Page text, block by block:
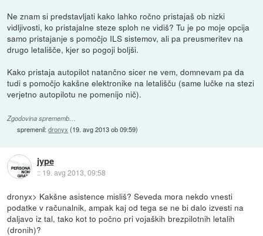
Ne znam si predstavljati kako lahko ročno pristajaš ob nizki
vidljivosti, ko pristajalne steze sploh ne vidiš? Tu je po moje opcija
samo pristajanje s pomočjo ILS sistemov, ali pa preusmeritev na
drugo letališče, kjer so pogoji boljši.
Kako pristaja autopilot natančno sicer ne vem, domnevam pa da
tudi s pomočjo kakšne elektronike na letališču (same lučke na stezi
verjetno autopilotu ne pomenijo nič).
Zgodovina sprememb…
spremenil:dronyx (19. avg 2013 ob 09:59)
jype
:: 19. avg 2013, 09:58
dronyx> Kakšne asistence misliš? Seveda mora nekdo vnesti
podatke v računalnik, ampak kaj od tega se ne bi dalo izvesti na
daljavo iz tal, tako kot to počno pri vojaških brezpilotnih letalih
(dronih)?